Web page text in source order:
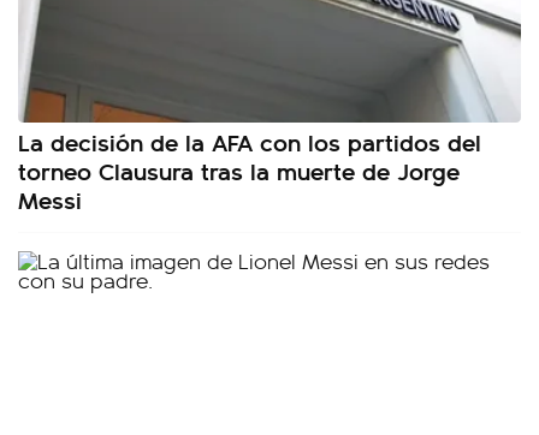
La decisión de la AFA con los partidos del
torneo Clausura tras la muerte de Jorge
Messi